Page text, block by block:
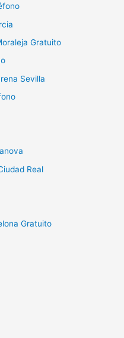
Gratuito
Sevilla
Real
Gratuito